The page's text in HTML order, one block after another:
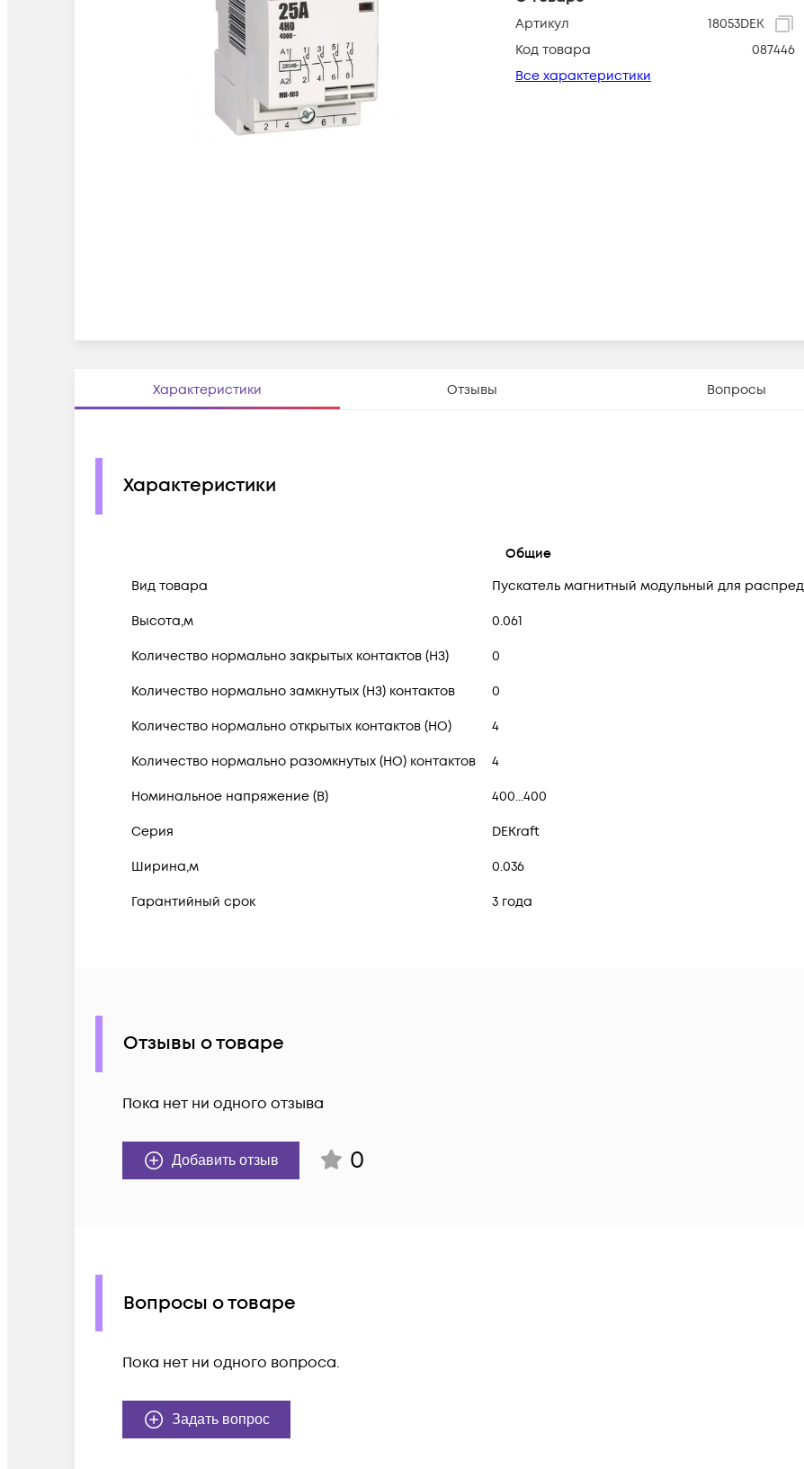
Артикул
18053DEK
Код товара
087446
Все характеристики
Характеристики Отзывы Вопросы
Характеристики
Общие
Вид товара
Пускатель магнитный модульный для
Высота,м 0.061
Количество нормально закрытых контактов (НЗ) 0
Количество нормально замкнутых (НЗ) контактов 0
Количество нормально открытых контактов (НО) 4
Количество нормально разомкнутых (НО) контактов 4
Номинальное напряжение (В) 400...400
Серия DEKraft
Ширина,м 0.036
Гарантийный срок 3 года
Отзывы о товаре
Пока нет ни одного отзыва
Добавить отзыв 0
Вопросы о товаре
Пока нет ни одного вопроса.
Задать вопрос